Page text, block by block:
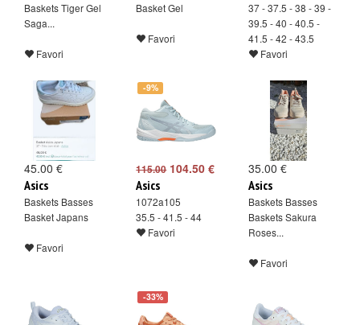
Baskets Tiger Gel
Saga...
Favori
Basket Gel
Favori
37 - 37.5 - 38 - 39 -
39.5 - 40 - 40.5 -
41.5 - 42 - 43.5
Favori
45.00 €
Asics
Baskets Basses
Basket Japans
Favori
-9%
115.00104.50 €
Asics
1072a105
35.5 - 41.5 - 44
Favori
35.00 €
Asics
Baskets Basses
Baskets Sakura
Roses...
Favori
-33%